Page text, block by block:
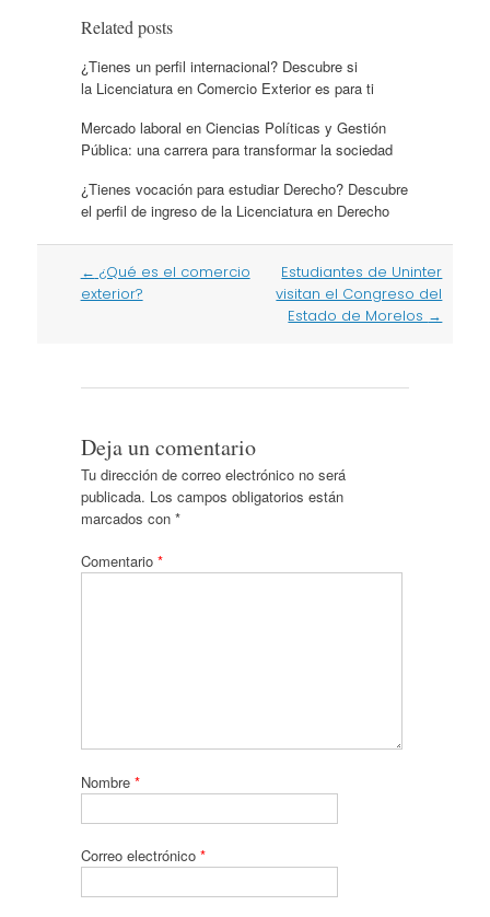
Related posts
¿Tienes un perfil internacional? Descubre si
la Licenciatura en Comercio Exterior es para ti
Mercado laboral en Ciencias Políticas y Gestión
Pública: una carrera para transformar la sociedad
¿Tienes vocación para estudiar Derecho? Descubre
el perfil de ingreso de la Licenciatura en Derecho
Post
navigation
← ¿Qué es el comercio
exterior?
Estudiantes de Uninter
visitan el Congreso del
Estado de Morelos →
Deja un comentario
Tu dirección de correo electrónico no será
publicada. Los campos obligatorios están
marcados con *
Comentario *
Nombre *
Correo electrónico *